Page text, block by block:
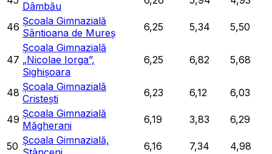
Dâmbău
46 Școala Gimnazială
Sântioana de Mureș
6,25 5,34 5,50
47
Școala Gimnazială
„Nicolae Iorga”,
Sighișoara
6,25 6,82 5,68
48 Școala Gimnazială
Cristești
6,23 6,12 6,03
49 Școala Gimnazială
Măgherani
6,19 3,83 6,29
50 Școala Gimnazială,
6,16 7,34 4,98